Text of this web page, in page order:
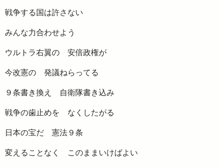
戦争する国は許さない
みんな力合わせよう
ウルトラ右翼の 安倍政権が
今改憲の 発議ねらってる
９条書き換え 自衛隊書き込み
戦争の歯止めを なくしたがる
日本の宝だ 憲法９条
変えることなく このままいけばよい